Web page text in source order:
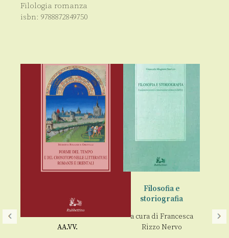
Filologia romanza
isbn: 9788872849750
AA.VV.
Filosofia e
storiografia
a cura di Francesca
Rizzo Nervo